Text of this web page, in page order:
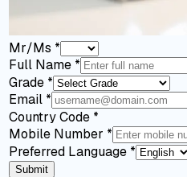
Mr/Ms *
Full Name *
Grade *
Email *
Country Code *
Mobile Number *
Preferred Language *
Submit